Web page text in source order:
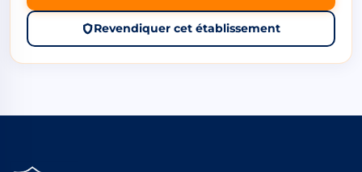
Revendiquer cet établissement